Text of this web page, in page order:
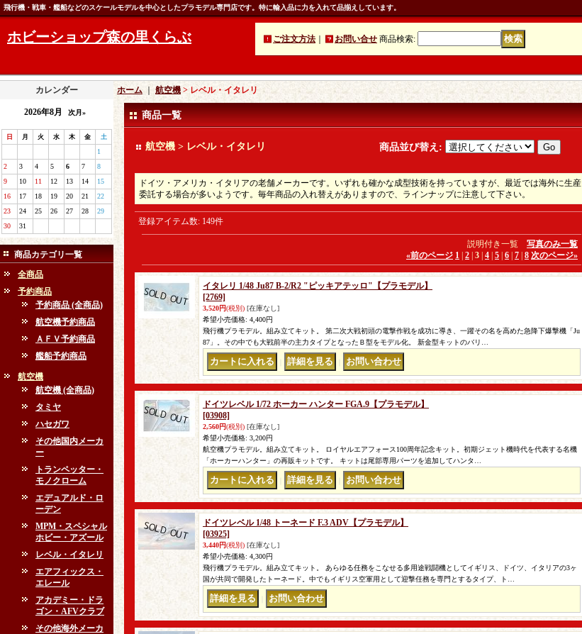
飛行機・戦車・艦船などのスケールモデルを中心としたプラモデル専門店です。特に輸入品に力を入れて品揃えしています。
ホビーショップ森の里くらぶ ご注文方法 お問い合せ 商品検索:
カレンダー
2026年8月 次月»
日 月 火 水 木 金 土
1
2
3 4 5 6 7
8
9
10 11 12 13 14
15
16
17 18 19 20 21
22
23
24 25 26 27 28
29
30
31
商品カテゴリ一覧
全商品
予約商品
予約商品 (全商品)
航空機予約商品
ＡＦＶ予約商品
艦船予約商品
航空機
航空機 (全商品)
タミヤ
ハセガワ
その他国内メーカ
ー
トランペッター・
モノクローム
エデュアルド・ロ
ーデン
MPM・スペシャル
ホビー・アズール
レベル・イタレリ
エアフィックス・
エレール
アカデミー・ドラ
ゴン・AFVクラブ
その他海外メーカ
ホーム 航空機 > レベル・イタレリ
商品一覧
航空機 > レベル・イタレリ 商品並び替え :
ドイツ・アメリカ・イタリアの老舗メーカーです。いずれも確かな成型技術を持っていますが、最近では海外に生産
委託する場合が多いようです。毎年商品の入れ替えがありますので、ラインナップに注意して下さい。
登録アイテム数: 149件
説明付き一覧 写真のみ一覧
«前のページ 1 2 3 4 5 6 7 8 次のページ»
イタレリ 1/48 Ju87 B-2/R2 "ピッキアテッロ"【プラモデル】
[2769]
3,520円(税別) [在庫なし]
希望小売価格: 4,400円
飛行機プラモデル。組み立てキット。 第二次大戦初頭の電撃作戦を成功に導き、一躍その名を高めた急降下爆撃機「Ju
87」。その中でも大戦前半の主力タイプとなったＢ型をモデル化。 新金型キットのバリ…
ドイツレベル 1/72 ホーカー ハンター FGA.9【プラモデル】
[03908]
2,560円(税別) [在庫なし]
希望小売価格: 3,200円
航空機プラモデル。組み立てキット。 ロイヤルエアフォース100周年記念キット。初期ジェット機時代を代表する名機
「ホーカーハンター」の再販キットです。 キットは尾部専用パーツを追加してハンタ…
ドイツレベル 1/48 トーネード F.3 ADV【プラモデル】
[03925]
3,440円(税別) [在庫なし]
希望小売価格: 4,300円
飛行機プラモデル。組み立てキット。 あらゆる任務をこなせる多用途戦闘機としてイギリス、ドイツ、イタリアの3ヶ
国が共同で開発したトーネード。中でもイギリス空軍用として迎撃任務を専門とするタイプ、ト…